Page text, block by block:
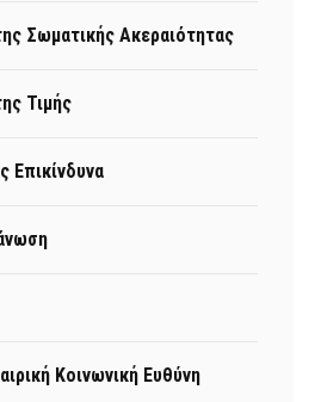
Σωματικής Ακεραιότητας
Τιμής
Επικίνδυνα
Κοινωνική Ευθύνη